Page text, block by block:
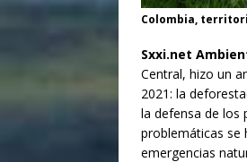
Colombia,
Sxxi.net
Central, hizo un
2021: la
la defensa de los
problemáticas se
emergencias